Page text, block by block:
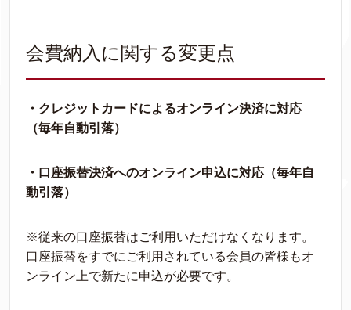
会費納入に関する変更点
・クレジットカードによるオンライン決済に対応
（毎年自動引落）
・口座振替決済へのオンライン申込に対応（毎年自
動引落）
※従来の口座振替はご利用いただけなくなります。
口座振替をすでにご利用されている会員の皆様もオ
ンライン上で新たに申込が必要です。